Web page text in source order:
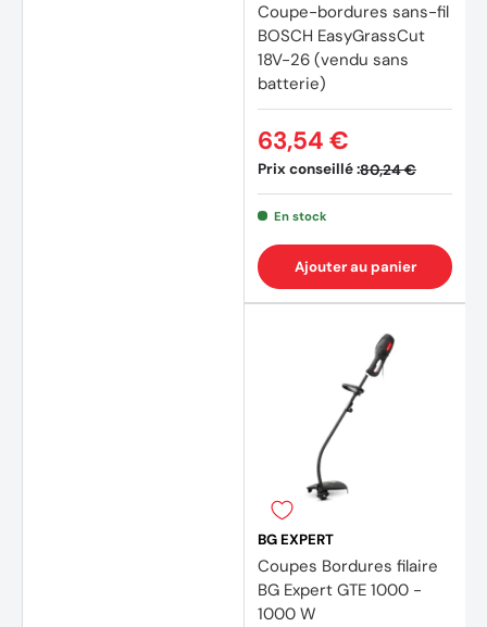
Coupe-bordures sans-fil
BOSCH EasyGrassCut
18V-26 (vendu sans
batterie)
Prix conseillé :80,24 €
63,54 €
En stock
Ajouter au panier
BG EXPERT
Coupes Bordures filaire
BG Expert GTE 1000 -
1000 W